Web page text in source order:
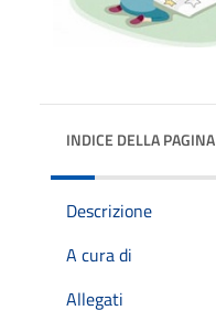
INDICE DELLA PAGINA
Descrizione
A cura di
Allegati